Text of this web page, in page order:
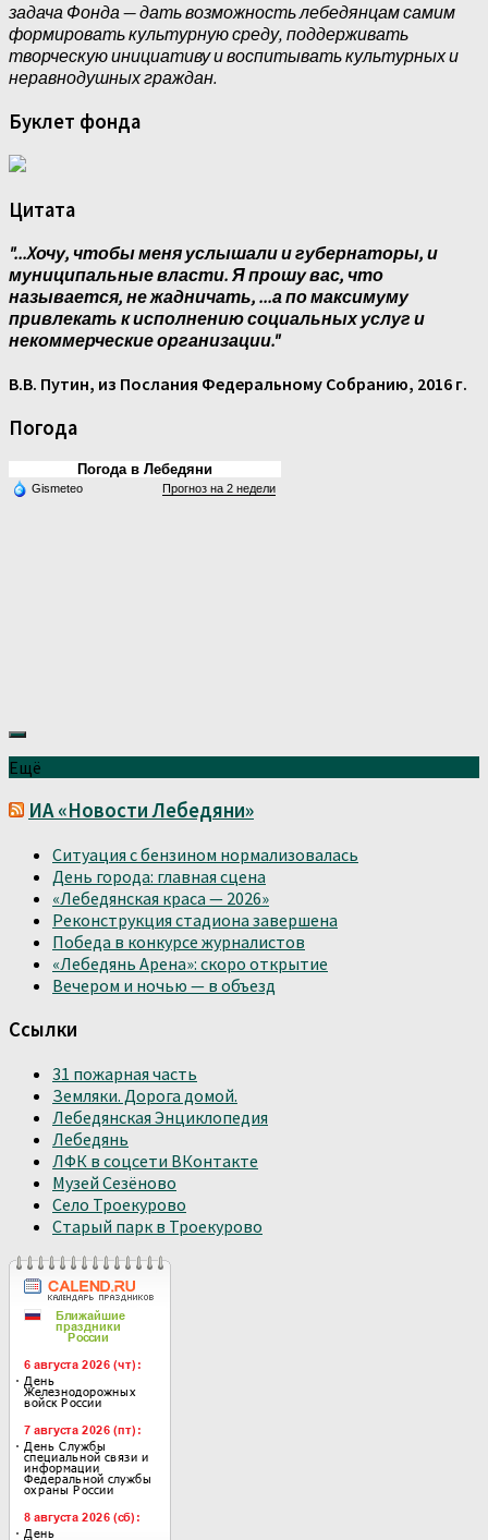
задача Фонда — дать возможность лебедянцам самим
формировать культурную среду, поддерживать
творческую инициативу и воспитывать культурных и
неравнодушных граждан.
Буклет фонда
Цитата
"...Xочу, чтобы меня услышали и губернаторы, и
муниципальные власти. Я прошу вас, что
называется, не жадничать, ...а по максимуму
привлекать к исполнению социальных услуг и
некоммерческие организации."
В.В. Путин, из Послания Федеральному Собранию, 2016 г.
Погода
Погода в Лебедяни
Gismeteo Прогноз на 2 недели
Ещё
ИА «Новости Лебедяни»
Ситуация с бензином нормализовалась
День города: главная сцена
«Лебедянская краса — 2026»
Реконструкция стадиона завершена
Победа в конкурсе журналистов
«Лебедянь Арена»: скоро открытие
Вечером и ночью — в объезд
Ссылки
31 пожарная часть
Земляки. Дорога домой.
Лебедянская Энциклопедия
Лебедянь
ЛФК в соцсети ВКонтакте
Музей Сезёново
Село Троекурово
Старый парк в Троекурово